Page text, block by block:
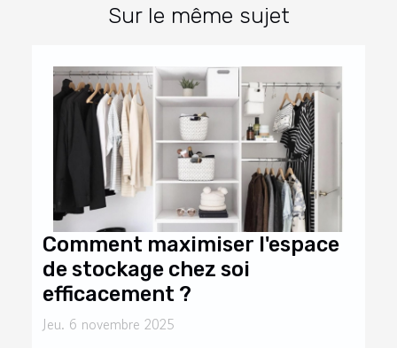
Sur le même sujet
Comment maximiser l'espace
de stockage chez soi
efficacement ?
Jeu. 6 novembre 2025